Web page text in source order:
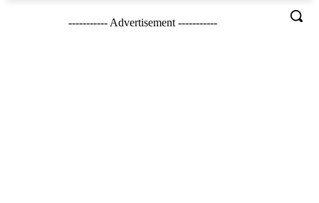
----------- Advertisement -----------